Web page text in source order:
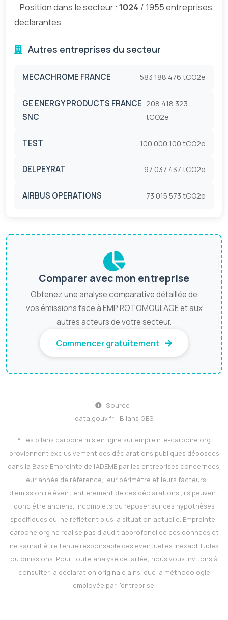
Position dans le secteur : 1024 / 1955 entreprises
déclarantes
Autres entreprises du secteur
MECACHROME FRANCE 583 188 476 tCO2e
GE ENERGY PRODUCTS FRANCE
SNC
208 418 323
tCO2e
TEST 100 000 100 tCO2e
DELPEYRAT 97 037 437 tCO2e
AIRBUS OPERATIONS 73 015 573 tCO2e
Comparer avec mon entreprise
Obtenez une analyse comparative détaillée de
vos émissions face à EMP ROTOMOULAGE et aux
autres acteurs de votre secteur.
Commencer gratuitement
Source :
data.gouv.fr - Bilans GES
* Les bilans carbone mis en ligne sur empreinte-carbone.org
proviennent exclusivement des déclarations publiques déposées
dans la Base Empreinte de l’ADEME par les entreprises concernées.
Leur année de référence, leur périmètre et leurs facteurs
d’émission relèvent entièrement de ces déclarations ; ils peuvent
donc être anciens, incomplets ou reposer sur des hypothèses
spécifiques qui ne reflètent plus la situation actuelle. Empreinte-
carbone.org ne réalise pas d’audit approfondi de ces données et
ne saurait être tenue responsable des éventuelles inexactitudes
ou omissions. Pour toute analyse détaillée, nous vous invitons à
consulter la déclaration originale ainsi que la méthodologie
employée par l’entreprise.